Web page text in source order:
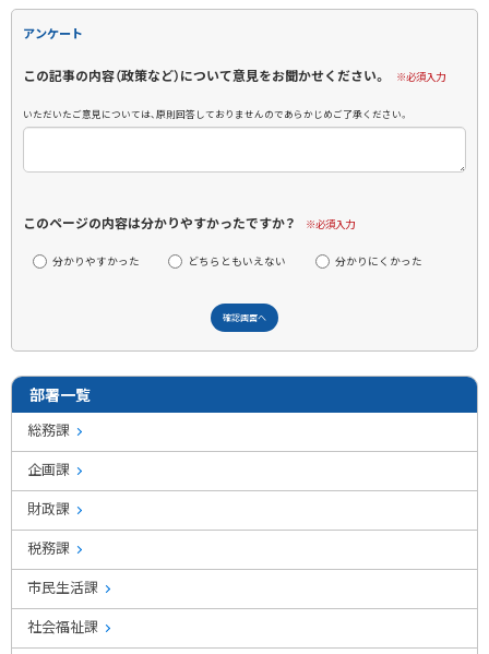
アンケート
この記事の内容（政策など）について意見をお聞かせください。 ※必須入力
いただいたご意見については、原則回答しておりませんのであらかじめご了承ください。
このページの内容は分かりやすかったですか？ ※必須入力
分かりやすかった どちらともいえない 分かりにくかった
部署一覧
総務課
企画課
財政課
税務課
市民生活課
社会福祉課